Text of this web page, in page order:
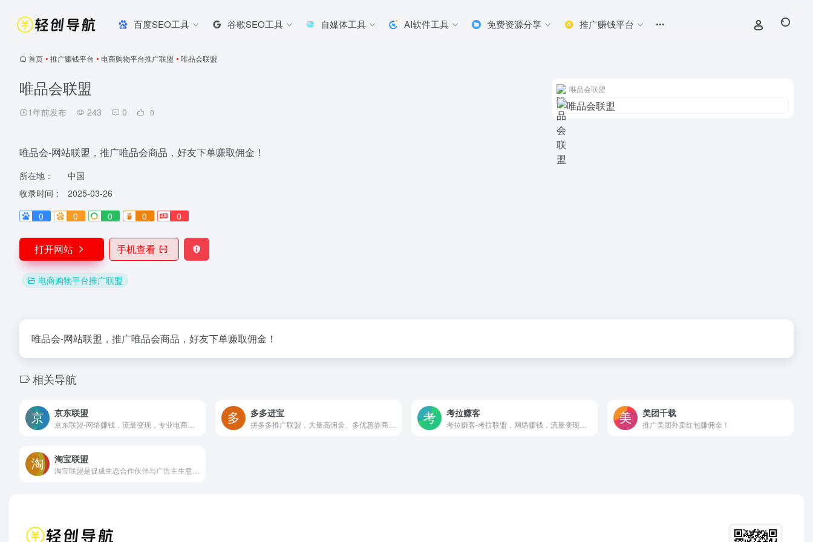
百度SEO工具 谷歌SEO工具 自媒体工具 AI软件工具 免费资源分享 推广赚钱平台
首页 • 推广赚钱平台 • 电商购物平台推广联盟 • 唯品会联盟
唯品会联盟
1年前发布 243 0 0
唯品会-网站联盟，推广唯品会商品，好友下单赚取佣金！
所在地：
中国
收录时间：
2025-03-26
0
0 0 0 0
打开网站 手机查看
电商购物平台推广联盟
唯品会联盟
唯品会-网站联盟，推广唯品会商品，好友下单赚取佣金！
相关导航
京东联盟 多多进宝 考拉赚客 美团千载
推广美团外卖红包赚佣金！
淘宝联盟